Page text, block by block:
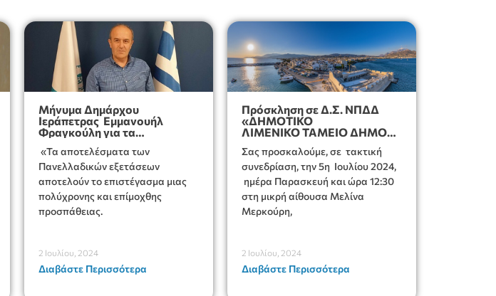
Μήνυμα Δημάρχου
Ιεράπετρας Εμμανουήλ
Φραγκούλη για τα
πανελλαδικών εξετάσεων
«Τα αποτελέσματα των
Πανελλαδικών εξετάσεων
αποτελούν το επιστέγασμα μιας
πολύχρονης και επίμοχθης
προσπάθειας.
2 Ιουλίου, 2024
Διαβάστε Περισσότερα
Πρόσκληση σε Δ.Σ. ΝΠΔΔ
«ΔΗΜΟΤΙΚΟ
ΛΙΜΕΝΙΚΟ ΤΑΜΕΙΟ ΔΗΜΟΥ
Σας προσκαλούμε, σε τακτική
συνεδρίαση, την 5η Ιουλίου 2024,
ημέρα Παρασκευή και ώρα 12:30
στη μικρή αίθουσα Μελίνα
Μερκούρη,
2 Ιουλίου, 2024
Διαβάστε Περισσότερα